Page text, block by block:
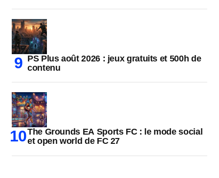
PS Plus août 2026 : jeux gratuits et 500h de
contenu
The Grounds EA Sports FC : le mode social
et open world de FC 27